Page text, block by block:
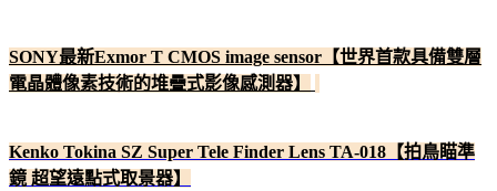
SONY最新Exmor T CMOS image sensor【世界首款具備雙層
電晶體像素技術的堆疊式影像感測器】
Kenko Tokina SZ Super Tele Finder Lens TA-018【拍鳥瞄準
鏡 超望遠點式取景器】